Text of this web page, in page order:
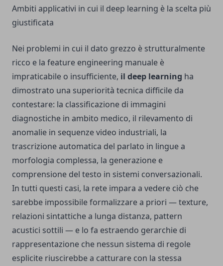
Ambiti applicativi in cui il deep learning è la scelta più
giustificata
Nei problemi in cui il dato grezzo è strutturalmente
ricco e la feature engineering manuale è
impraticabile o insufficiente, il deep learning ha
dimostrato una superiorità tecnica difficile da
contestare: la classificazione di immagini
diagnostiche in ambito medico, il rilevamento di
anomalie in sequenze video industriali, la
trascrizione automatica del parlato in lingue a
morfologia complessa, la generazione e
comprensione del testo in sistemi conversazionali.
In tutti questi casi, la rete impara a vedere ciò che
sarebbe impossibile formalizzare a priori — texture,
relazioni sintattiche a lunga distanza, pattern
acustici sottili — e lo fa estraendo gerarchie di
rappresentazione che nessun sistema di regole
esplicite riuscirebbe a catturare con la stessa